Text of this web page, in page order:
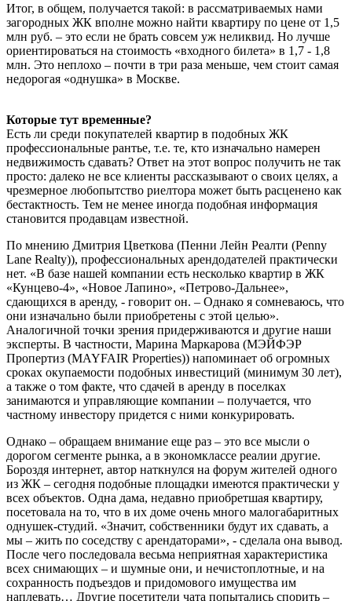
Итог, в общем, получается такой: в рассматриваемых нами
загородных ЖК вполне можно найти квартиру по цене от 1,5
млн руб. – это если не брать совсем уж неликвид. Но лучше
ориентироваться на стоимость «входного билета» в 1,7 - 1,8
млн. Это неплохо – почти в три раза меньше, чем стоит самая
недорогая «однушка» в Москве.
Которые тут временные?
Есть ли среди покупателей квартир в подобных ЖК
профессиональные рантье, т.е. те, кто изначально намерен
недвижимость сдавать? Ответ на этот вопрос получить не так
просто: далеко не все клиенты рассказывают о своих целях, а
чрезмерное любопытство риелтора может быть расценено как
бестактность. Тем не менее иногда подобная информация
становится продавцам известной.
По мнению Дмитрия Цветкова (Пенни Лейн Реалти (Penny
Lane Realty)), профессиональных арендодателей практически
нет. «В базе нашей компании есть несколько квартир в ЖК
«Кунцево-4», «Новое Лапино», «Петрово-Дальнее»,
сдающихся в аренду, - говорит он. – Однако я сомневаюсь, что
они изначально были приобретены с этой целью».
Аналогичной точки зрения придерживаются и другие наши
эксперты. В частности, Марина Маркарова (МЭЙФЭР
Пропертиз (MAYFAIR Properties)) напоминает об огромных
сроках окупаемости подобных инвестиций (минимум 30 лет),
а также о том факте, что сдачей в аренду в поселках
занимаются и управляющие компании – получается, что
частному инвестору придется с ними конкурировать.
Однако – обращаем внимание еще раз – это все мысли о
дорогом сегменте рынка, а в экономклассе реалии другие.
Бороздя интернет, автор наткнулся на форум жителей одного
из ЖК – сегодня подобные площадки имеются практически у
всех объектов. Одна дама, недавно приобретшая квартиру,
посетовала на то, что в их доме очень много малогабаритных
однушек-студий. «Значит, собственники будут их сдавать, а
мы – жить по соседству с арендаторами», - сделала она вывод.
После чего последовала весьма неприятная характеристика
всех снимающих – и шумные они, и нечистоплотные, и на
сохранность подъездов и придомового имущества им
наплевать… Другие посетители чата попытались спорить –